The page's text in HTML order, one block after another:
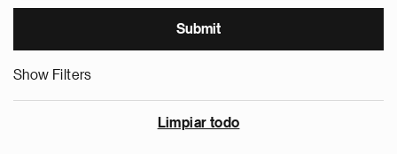
Show Filters
Limpiar todo